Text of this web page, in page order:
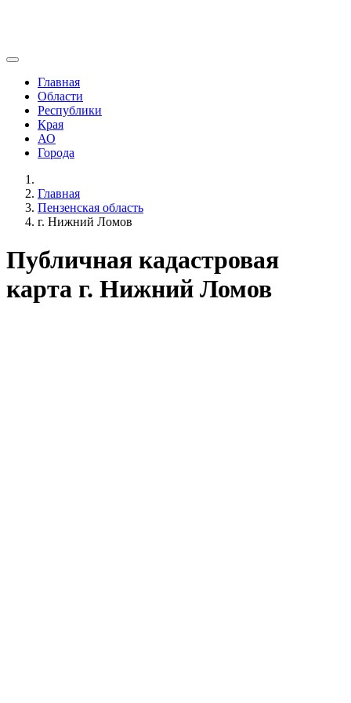
Главная
Области
Республики
Края
АО
Города
Главная
Пензенская область
г. Нижний Ломов
Публичная кадастровая
карта г. Нижний Ломов